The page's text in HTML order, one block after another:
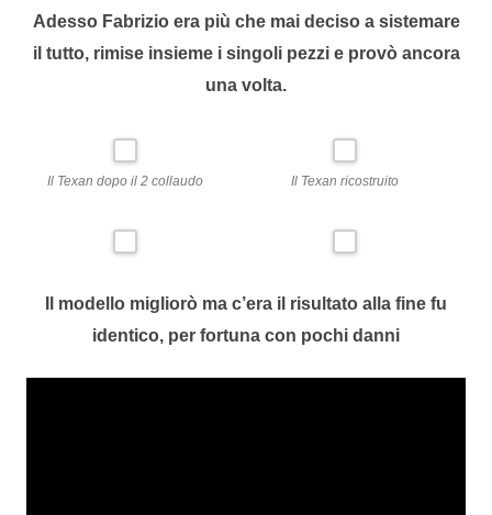
Adesso Fabrizio era più che mai deciso a sistemare
il tutto, rimise insieme i singoli pezzi e provò ancora
una volta.
Il Texan dopo il 2 collaudo Il Texan ricostruito
l modello migliorò ma c’era il risultato alla fine fu
identico, per fortuna con pochi danni